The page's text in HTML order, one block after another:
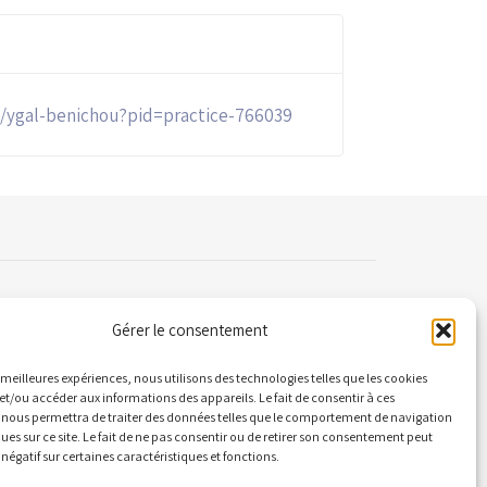
Gérer le consentement
expériences, nous utilisons des technologies telles que les cookies
ou accéder aux informations des appareils. Le fait de consentir à ces
permettra de traiter des données telles que le comportement de navigation
sur ce site. Le fait de ne pas consentir ou de retirer son consentement peut
sur certaines caractéristiques et fonctions.
benichou?pid=practice-766039
Quai Alphonse le Gallo 92100 Boulogne-